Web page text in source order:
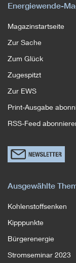
Energiewende-
Magazinstartseite
Zur Sache
Zum Glück
Zugespitzt
Zur EWS
Print-Ausgabe
RSS-Feed
Link
Ausgewählte
Kohlenstoffsenken
Kipppunkte
Bürgerenergie
Stromseminar 2023